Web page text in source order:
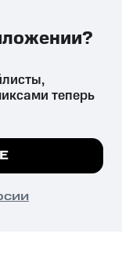
вред здоровью,
все
теперь